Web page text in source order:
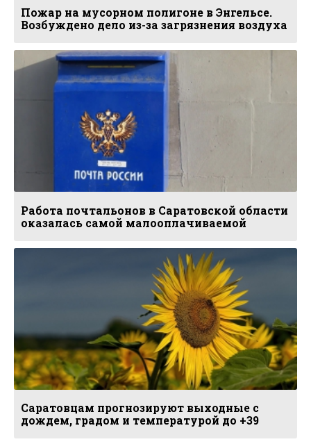
Пожар на мусорном полигоне в Энгельсе.
Возбуждено дело из-за загрязнения воздуха
Работа почтальонов в Саратовской области
оказалась самой малооплачиваемой
Саратовцам прогнозируют выходные с
дождем, градом и температурой до +39